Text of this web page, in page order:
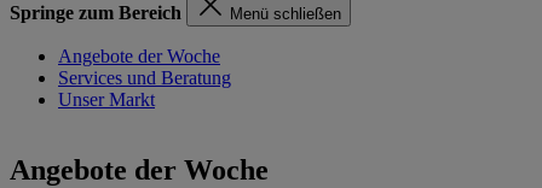
Springe zum Bereich Menü schließen
Angebote der Woche
Services und Beratung
Unser Markt
Angebote der Woche